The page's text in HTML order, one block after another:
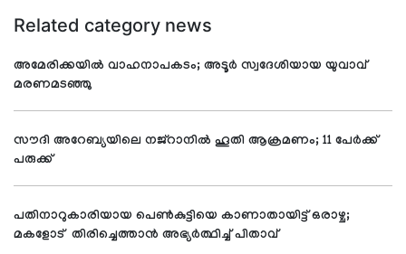
Related category news
അമേരിക്കയില്‍ വാഹനാപകടം; അടൂര്‍ സ്വദേശിയായ യുവാവ്
മരണമടഞ്ഞു
സൗദി അറേബ്യയിലെ നജ്റാനില്‍ ഹൂതി ആക്രമണം; 11 പേര്‍ക്ക്
പരുക്ക്
പതിനാറുകാരിയായ പെണ്‍കുട്ടിയെ കാണാതായിട്ട് ഒരാഴ്ച;
മകളോട് തിരിച്ചെത്താന്‍ അഭ്യര്‍ത്ഥിച്ച് പിതാവ്